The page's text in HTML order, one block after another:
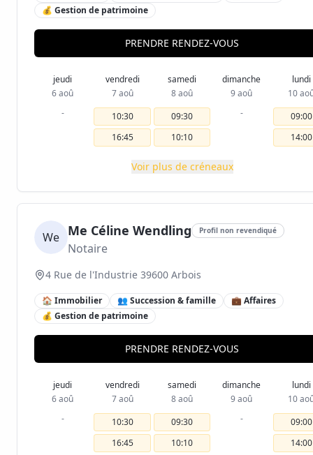
💰 Gestion de patrimoine
PRENDRE RENDEZ-VOUS
jeudi
6 aoû
-
vendredi
7 aoû
10:30
16:45
samedi
8 aoû
09:30
10:10
dimanche
9 aoû
-
lundi
10
09:00
14:00
Voir plus de créneaux
We Me Céline Wendling Profil non revendiqué
Notaire
4 Rue de l'Industrie 39600 Arbois
🏠 Immobilier 👥 Succession & famille
💼 Affaires
💰 Gestion de patrimoine
PRENDRE RENDEZ-VOUS
jeudi
6 aoû
-
vendredi
7 aoû
10:30
16:45
samedi
8 aoû
09:30
10:10
dimanche
9 aoû
-
lundi
10
09:00
14:00